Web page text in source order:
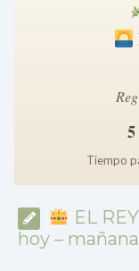
Tiempo
EL
hoy –